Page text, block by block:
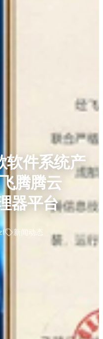
软件系统产
腾腾云
器平台
新闻动态